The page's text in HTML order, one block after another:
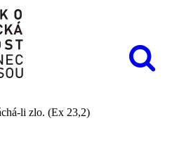
li zlo. (Ex 23,2)